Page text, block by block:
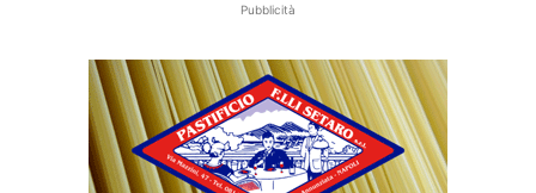
Pubblicità